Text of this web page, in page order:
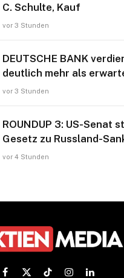
C. Schulte, Kauf
vor 3 Stunden
DEUTSCHE BANK
deutlich mehr als
vor 3 Stunden
ROUNDUP 3: US-Senat
Gesetz zu Russland-
vor 4 Stunden